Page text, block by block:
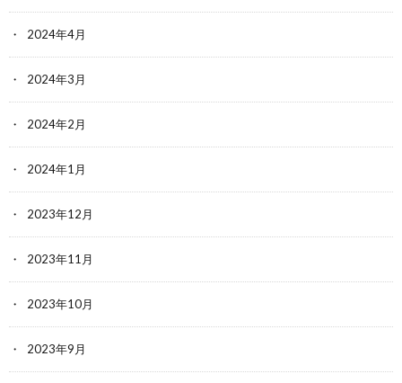
2024年4月
2024年3月
2024年2月
2024年1月
2023年12月
2023年11月
2023年10月
2023年9月